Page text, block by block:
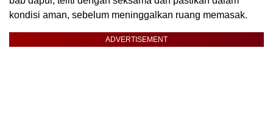
kondisi aman, sebelum meninggalkan ruang memasak.
ADVERTISEMENT